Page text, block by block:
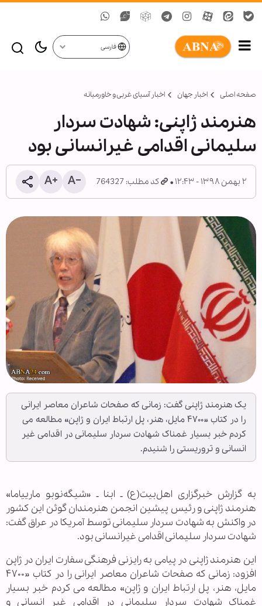
فارسی
صفحه اصلی اخبار جهان اخبار آسیای غربی و خاورمیانه
هنرمند ژاپنی: شهادت سردار
سلیمانی اقدامی غیرانسانی بود
۲ بهمن ۱۳۹۸ - ۱۲:۴۳ کد مطلب: 764327
یک هنرمند ژاپنی گفت: زمانی که صفحات شاعران معاصر ایرانی
را در کتاب «۴۷۰۰ مایل، هنر، پل ارتباط ایران و ژاپن» مطالعه می
کردم خبر بسیار غمناک شهادت سردار سلیمانی در اقدامی غیر
انسانی و تروریستی را شنیدم.
به گزارش خبرگزاری اهل‌بیت(ع) ـ ابنا ـ «شیگه‌نوبو مارییاما»
هنرمند ژاپنی و رئیس پیشین انجمن هنرمندان گوئن این کشور
در واکنش به شهادت سردار سلیمانی توسط آمریکا در عراق گفت:
شهادت سردار سلیمانی اقدامی غیرانسانی بود.
این هنرمند ژاپنی در پیامی به رایزنی فرهنگی سفارت ایران در ژاپن
افزود: زمانی که صفحات شاعران معاصر ایرانی را در کتاب «۴۷۰۰
مایل، هنر، پل ارتباط ایران و ژاپن» مطالعه می کردم خبر بسیار
غمناک شهادت سردار سلیمانی در اقدامی غیر انسانی و